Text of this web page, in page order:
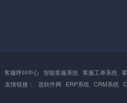
客服呼叫中心 智能客服系统 客服工单系统
友情链接：
选软件网 ERP系统 CRM系统